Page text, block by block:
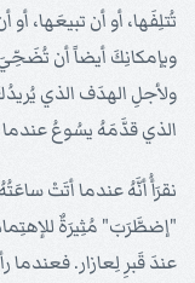
تُتلِفَها، أو أن
وبإمكانِكَ أيضاً أن
ولأجلِ الهدَف الذي
الذي قدَّمَهُ يسُوعُ عندما
نقرَأُ أنَّهُ عندما أتَتْ
"إضطَّرَبَ" مُثِيرَةٌ
عندَ قَبرِ لِعازار. فعندما